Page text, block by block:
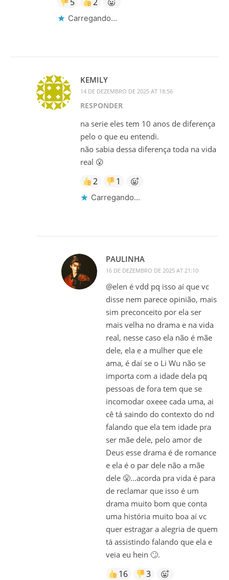
Carregando...
KEMILY
14 DE DEZEMBRO DE 2025 AT 18:56
RESPONDER
na serie eles tem 10 anos de diferença
pelo o que eu entendi.
não sabia dessa diferença toda na vida
real 😮
2 1
Carregando...
PAULINHA
16 DE DEZEMBRO DE 2025 AT 21:10
@elen é vdd pq isso aí que vc
disse nem parece opinião, mais
sim preconceito por ela ser
mais velha no drama e na vida
real, nesse caso ela não é mãe
dele, ela e a mulher que ele
ama, é daí se o Li Wu não se
importa com a idade dela pq
pessoas de fora tem que se
incomodar oxeee cada uma, ai
cê tá saindo do contexto do nd
falando que ela tem idade pra
ser mãe dele, pelo amor de
Deus esse drama é de romance
e ela é o par dele não a mãe
dele 😤…acorda pra vida é para
de reclamar que isso é um
drama muito bom que conta
uma história muito boa aí vc
quer estragar a alegria de quem
tá assistindo falando que ela e
veia eu hein 🙄.
16 3